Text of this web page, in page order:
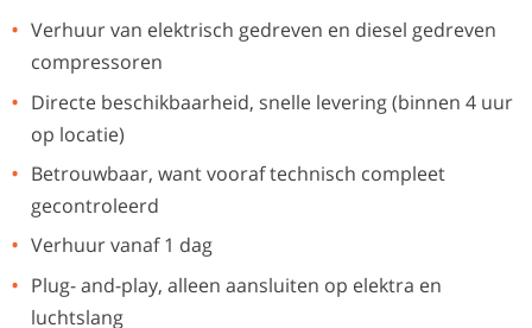
Verhuur van elektrisch gedreven en diesel gedreven
compressoren
Directe beschikbaarheid, snelle levering (binnen 4 uur
op locatie)
Betrouwbaar, want vooraf technisch compleet
gecontroleerd
Verhuur vanaf 1 dag
Plug- and-play, alleen aansluiten op elektra en
luchtslang